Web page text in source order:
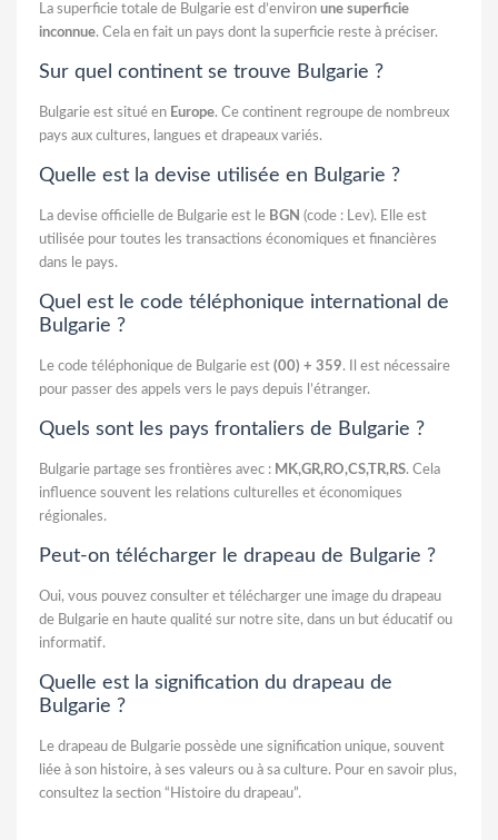
La superficie totale de Bulgarie est d’environ une superficie
inconnue. Cela en fait un pays dont la superficie reste à préciser.
Sur quel continent se trouve Bulgarie ?
Bulgarie est situé en Europe. Ce continent regroupe de nombreux
pays aux cultures, langues et drapeaux variés.
Quelle est la devise utilisée en Bulgarie ?
La devise officielle de Bulgarie est le BGN (code : Lev). Elle est
utilisée pour toutes les transactions économiques et financières
dans le pays.
Quel est le code téléphonique international de
Bulgarie ?
Le code téléphonique de Bulgarie est (00) + 359. Il est nécessaire
pour passer des appels vers le pays depuis l’étranger.
Quels sont les pays frontaliers de Bulgarie ?
Bulgarie partage ses frontières avec : MK,GR,RO,CS,TR,RS. Cela
influence souvent les relations culturelles et économiques
régionales.
Peut-on télécharger le drapeau de Bulgarie ?
Oui, vous pouvez consulter et télécharger une image du drapeau
de Bulgarie en haute qualité sur notre site, dans un but éducatif ou
informatif.
Quelle est la signification du drapeau de
Bulgarie ?
Le drapeau de Bulgarie possède une signification unique, souvent
liée à son histoire, à ses valeurs ou à sa culture. Pour en savoir plus,
consultez la section “Histoire du drapeau”.